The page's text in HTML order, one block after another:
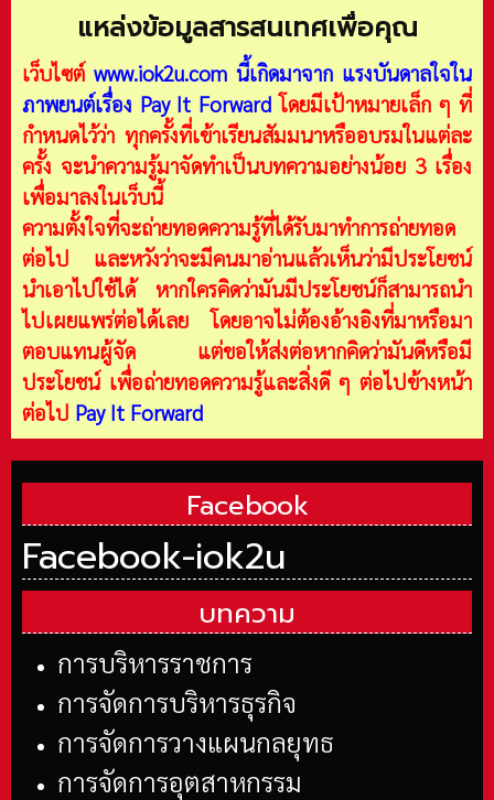
แหล่งข้อมูลสารสนเทศเพื่อคุณ
เว็บไซต์ www.iok2u.com นี้เกิดมาจาก แรงบันดาลใจใน
ภาพยนต์เรื่อง Pay It Forward โดยมีเป้าหมายเล็ก ๆ ที่
กำหนดไว้ว่า ทุกครั้งที่เข้าเรียนสัมมนาหรืออบรมในแต่ละ
ครั้ง จะนำความรู้มาจัดทำเป็นบทความอย่างน้อย 3 เรื่อง
เพื่อมาลงในเว็บนี้
ความตั้งใจที่จะถ่ายทอดความรู้ที่ได้รับมาทำการถ่ายทอด
ต่อไป และหวังว่าจะมีคนมาอ่านแล้วเห็นว่ามีประโยชน์
นำเอาไปใช้ได้ หากใครคิดว่ามันมีประโยชน์ก็สามารถนำ
ไปเผยแพร่ต่อได้เลย โดยอาจไม่ต้องอ้างอิงที่มาหรือมา
ตอบแทนผู้จัด แต่ขอให้ส่งต่อหากคิดว่ามันดีหรือมี
ประโยชน์ เพื่อถ่ายทอดความรู้และสิ่งดี ๆ ต่อไปข้างหน้า
ต่อไป Pay It Forward
Facebook
Facebook-iok2u
บทความ
การบริหารราชการ
การจัดการบริหารธุรกิจ
การจัดการวางแผนกลยุทธ
การจัดการอุตสาหกรรม